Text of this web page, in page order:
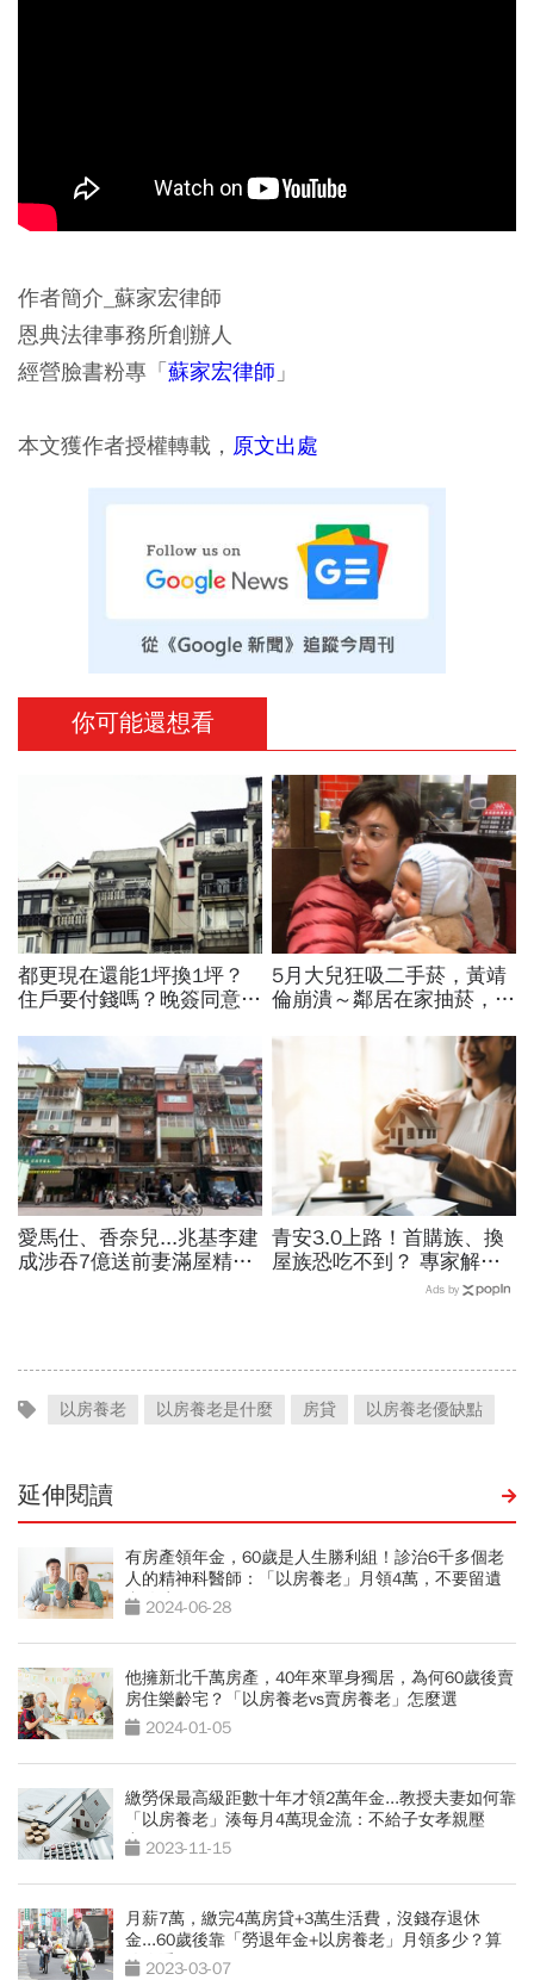
作者簡介_蘇家宏律師
恩典法律事務所創辦人
經營臉書粉專「蘇家宏律師 」
本文獲作者授權轉載， 原文出處
你可能還想看
都更現在還能1坪換1坪？
住戶要付錢嗎？晚簽同意書
少？7個關鍵問題全面解答
5月大兒狂吸二手菸，黃靖
倫崩潰～鄰居在家抽菸，菸
樣做...
愛馬仕、香奈兒...兆基李建
成涉吞7億送前妻滿屋精
青安3.0上路！首購族、換
屋族恐吃不到？ 專家解析
房市「短多長空」，買房挑
Ads by
以房養老 以房養老是什麼 房貸 以房養老優缺點
延伸閱讀
有房產領年金，60歲是人生勝利組！診治6千多個老
人的精神科醫師：「以房養老」月領4萬，不要留遺
產給孩子
2024-06-28
他擁新北千萬房產，40年來單身獨居，為何60歲後賣
房住樂齡宅？「以房養老vs賣房養老」怎麼選
2024-01-05
繳勞保最高級距數十年才領2萬年金...教授夫妻如何靠
「以房養老」湊每月4萬現金流：不給子女孝親壓
力2023-11-15
月薪7萬，繳完4萬房貸+3萬生活費，沒錢存退休
金...60歲後靠「勞退年金+以房養老」月領多少？算
給你看
2023-03-07